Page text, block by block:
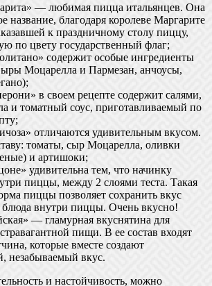
— любимая пицца итальянцев. Она
название, благодаря королеве Маргарите
к праздничному столу пиццу,
по цвету государственный флаг;
содержит особые ингредиенты
Моцарелла и Пармезан, анчоусы,
в своем рецепте содержит салями,
и томатный соус, приготавливаемый по
отличаются удивительным вкусом.
томаты, сыр Моцарелла, оливки
и артишоки;
удивительна тем, что начинку
пиццы, между 2 слоями теста. Такая
пиццы позволяет сохранить вкус
блюда внутри пиццы. Очень вкусно!
— гламурная вкуснятина для
пищи. В ее состав входят
которые вместе создают
незабываемый вкус.
и настойчивость, можно